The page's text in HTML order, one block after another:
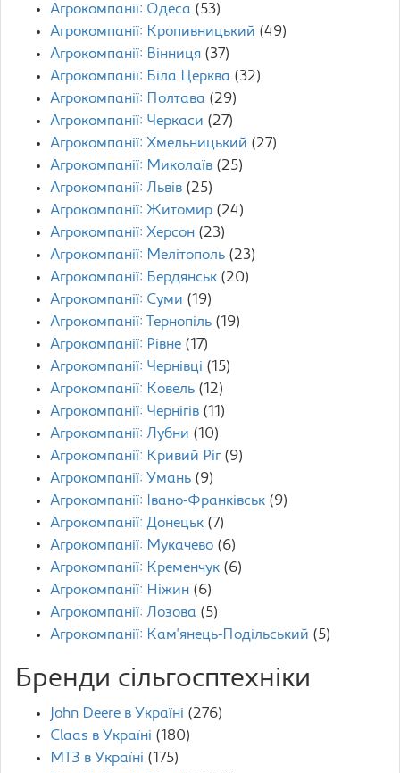
Агрокомпанії: Одеса (53)
Агрокомпанії: Кропивницький (49)
Агрокомпанії: Вінниця (37)
Агрокомпанії: Біла Церква (32)
Агрокомпанії: Полтава (29)
Агрокомпанії: Черкаси (27)
Агрокомпанії: Хмельницький (27)
Агрокомпанії: Миколаїв (25)
Агрокомпанії: Львів (25)
Агрокомпанії: Житомир (24)
Агрокомпанії: Херсон (23)
Агрокомпанії: Мелітополь (23)
Агрокомпанії: Бердянськ (20)
Агрокомпанії: Суми (19)
Агрокомпанії: Тернопіль (19)
Агрокомпанії: Рівне (17)
Агрокомпанії: Чернівці (15)
Агрокомпанії: Ковель (12)
Агрокомпанії: Чернігів (11)
Агрокомпанії: Лубни (10)
Агрокомпанії: Кривий Ріг(9)
Агрокомпанії: Умань (9)
Агрокомпанії: Івано-Франківськ (9)
Агрокомпанії: Донецьк (7)
Агрокомпанії: Мукачево (6)
Агрокомпанії: Кременчук (6)
Агрокомпанії: Ніжин (6)
Агрокомпанії: Лозова (5)
Агрокомпанії: Кам'янець-Подільський (5)
Бренди сільгосптехніки
John Deere в Україні (276)
Claas в Україні (180)
МТЗ в Україні (175)